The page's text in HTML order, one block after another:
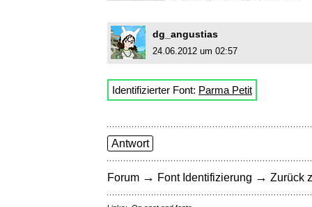
dg_angustias
24.06.2012 um 02:57
Identifizierter Font: Parma Petit
Antwort
Forum → Font Identifizierung → Zurück